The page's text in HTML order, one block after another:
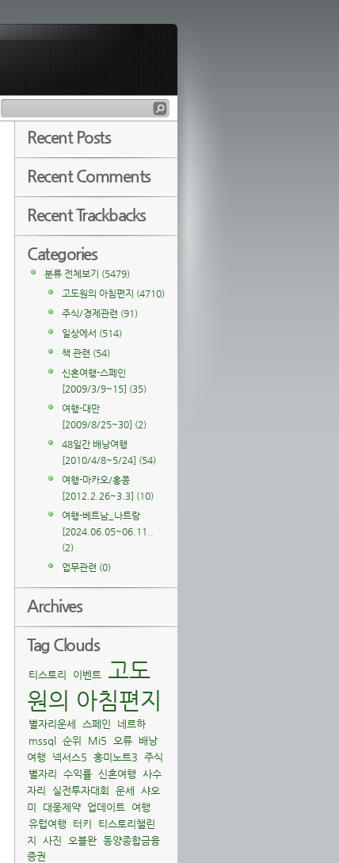
Recent Posts
Recent Comments
Recent Trackbacks
Categories
분류 전체보기 (5479)
고도원의 아침편지 (4710)
주식/경제관련 (91)
일상에서 (514)
책 관련 (54)
신혼여행-스페인
[2009/3/9~15] (35)
여행-대만
[2009/8/25~30] (2)
48일간 배낭여행
[2010/4/8~5/24] (54)
여행-마카오/홍콩
[2012.2.26~3.3] (10)
여행-베트남_나트랑
[2024.06.05~06.11..
(2)
업무관련 (0)
Archives
Tag Clouds
티스토리 이벤트 고도
원의 아침편지
별자리운세 스페인
네르하
mssql
순위 Mi5 오류 배낭
여행
넥서스5 홍미노트3 주식
별자리
수익률 신혼여행 사수
자리
실전투자대회 운세
샤오
미
대웅제약 업데이트 여행
유럽여행
터키
티스토리챌린
지
사진 오블완 동양종합금융
증권